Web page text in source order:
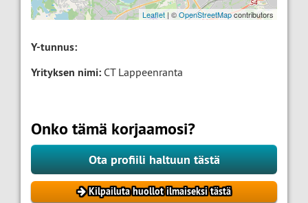
Leaflet | ©OpenStreetMapcontributors
Y-tunnus:
Yrityksen nimi: CT Lappeenranta
Onko tämä korjaamosi?
Ota profiili haltuun tästä
Kilpailuta huollot ilmaiseksi tästä